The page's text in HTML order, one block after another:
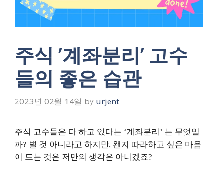
주식 ’계좌분리’ 고수
들의 좋은 습관
2023년 02월 14일 by urjent
주식 고수들은 다 하고 있다는 ‘계좌분리’ 는 무엇일
까? 별 것 아니라고 하지만, 왠지 따라하고 싶은 마음
이 드는 것은 저만의 생각은 아니겠죠?